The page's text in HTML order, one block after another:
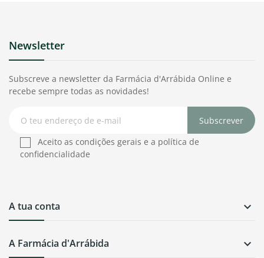
A Farmácia d'Arrábida 
A tua conta 
Newsletter
Subscreve a newsletter da Farmácia d'Arrábida Online e
recebe sempre todas as novidades!
Subscrever
Aceito as condições gerais e a política de
confidencialidade